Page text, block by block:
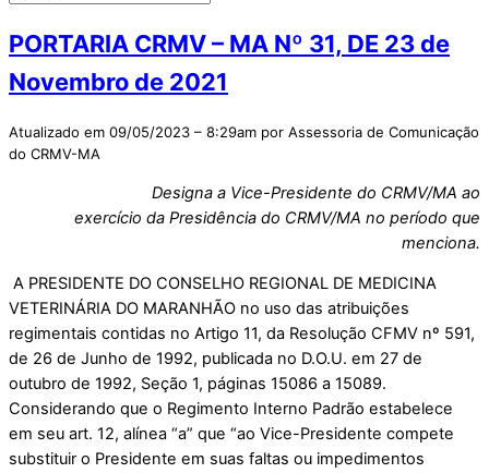
PORTARIA CRMV – MA Nº 31, DE 23 de
Novembro de 2021
Atualizado em 09/05/2023 – 8:29am por Assessoria de Comunicação
do CRMV-MA
Designa a Vice-Presidente do CRMV/MA ao
exercício da Presidência do CRMV/MA no período que
menciona.
A PRESIDENTE DO CONSELHO REGIONAL DE MEDICINA
VETERINÁRIA DO MARANHÃO no uso das atribuições
regimentais contidas no Artigo 11, da Resolução CFMV nº 591,
de 26 de Junho de 1992, publicada no D.O.U. em 27 de
outubro de 1992, Seção 1, páginas 15086 a 15089.
Considerando que o Regimento Interno Padrão estabelece
em seu art. 12, alínea “a” que “ao Vice-Presidente compete
substituir o Presidente em suas faltas ou impedimentos